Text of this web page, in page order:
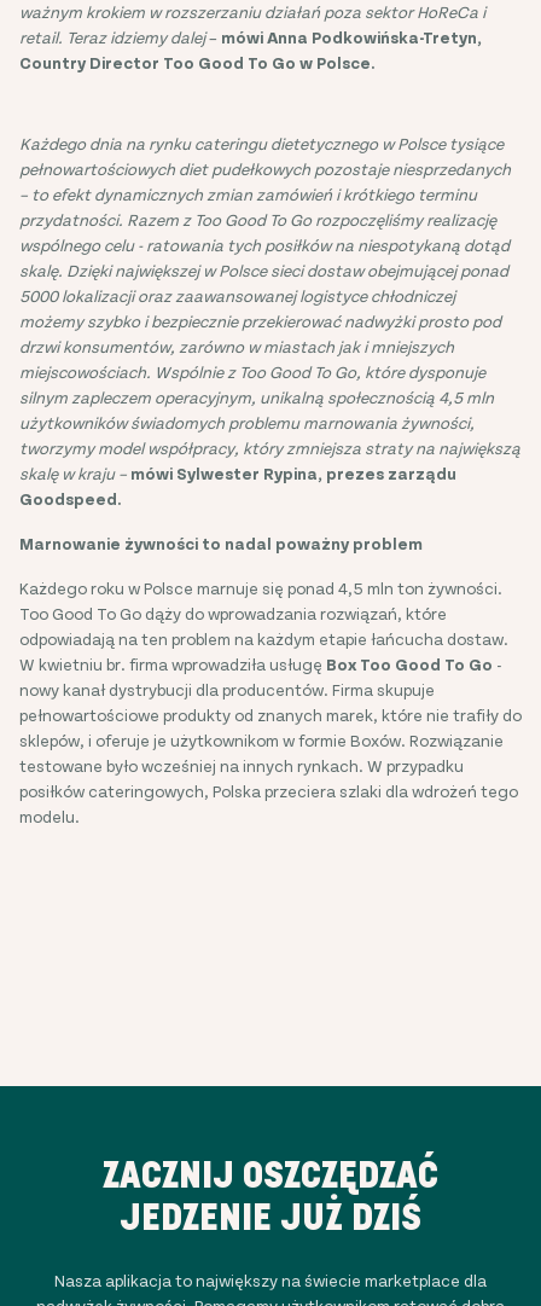
ważnym krokiem w rozszerzaniu działań poza sektor HoReCa i
retail. Teraz idziemy dalej– mówi Anna Podkowińska-Tretyn,
Country Director Too Good To Go w Polsce.
Każdego dnia na rynku cateringu dietetycznego w Polsce tysiące
pełnowartościowych diet pudełkowych pozostaje niesprzedanych
– to efekt dynamicznych zmian zamówień i krótkiego terminu
przydatności. Razem z Too Good To Go rozpoczęliśmy realizację
wspólnego celu - ratowania tych posiłków na niespotykaną dotąd
skalę. Dzięki największej w Polsce sieci dostaw obejmującej ponad
5000 lokalizacji oraz zaawansowanej logistyce chłodniczej
możemy szybko i bezpiecznie przekierować nadwyżki prosto pod
drzwi konsumentów, zarówno w miastach jak i mniejszych
miejscowościach. Wspólnie z Too Good To Go, które dysponuje
silnym zapleczem operacyjnym, unikalną społecznością 4,5 mln
użytkowników świadomych problemu marnowania żywności,
tworzymy model współpracy, który zmniejsza straty na największą
skalę w kraju – mówi Sylwester Rypina, prezes zarządu
Goodspeed.
Marnowanie żywności to nadal poważny problem
Każdego roku w Polsce marnuje się ponad 4,5 mln ton żywności.
Too Good To Go dąży do wprowadzania rozwiązań, które
odpowiadają na ten problem na każdym etapie łańcucha dostaw.
W kwietniu br. firma wprowadziła usługę Box Too Good To Go -
nowy kanał dystrybucji dla producentów. Firma skupuje
pełnowartościowe produkty od znanych marek, które nie trafiły do
sklepów, i oferuje je użytkownikom w formie Boxów. Rozwiązanie
testowane było wcześniej na innych rynkach. W przypadku
posiłków cateringowych, Polska przeciera szlaki dla wdrożeń tego
modelu.
ZACZNIJ OSZCZĘDZAĆ
JEDZENIE JUŻ DZIŚ
Nasza aplikacja to największy na świecie marketplace dla